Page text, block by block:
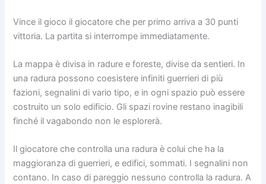
Vince il gioco il giocatore che per primo arriva a 30 punti
vittoria. La partita si interrompe immediatamente.
La mappa è divisa in radure e foreste, divise da sentieri. In
una radura possono coesistere infiniti guerrieri di più
fazioni, segnalini di vario tipo, e in ogni spazio può essere
costruito un solo edificio. Gli spazi rovine restano inagibili
finché il vagabondo non le esplorerà.
Il giocatore che controlla una radura è colui che ha la
maggioranza di guerrieri, e edifici, sommati. I segnalini non
contano. In caso di pareggio nessuno controlla la radura. A